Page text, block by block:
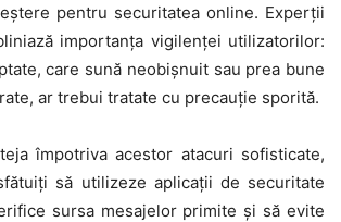
pentru securitatea online. Experții
importanța vigilenței utilizatorilor:
care sună neobișnuit sau prea bune
ar trebui tratate cu precauție sporită.
împotriva acestor atacuri sofisticate,
să utilizeze aplicații de securitate
sursa mesajelor primite și să evite